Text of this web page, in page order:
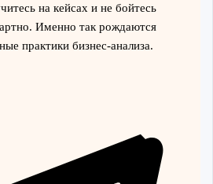
на кейсах и не бойтесь
Именно так рождаются
практики бизнес-анализа.